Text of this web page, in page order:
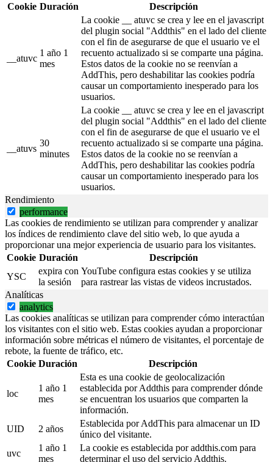
Cookie Duración Descripción
__atuvc
1 año 1
mes
La cookie __ atuvc se crea y lee en el javascript
del plugin social "Addthis" en el lado del cliente
con el fin de asegurarse de que el usuario ve el
recuento actualizado si se comparte una página.
Estos datos de la cookie no se reenvían a
AddThis, pero deshabilitar las cookies podría
causar un comportamiento inesperado para los
usuarios.
__atuvs
30
minutes
La cookie __ atuvc se crea y lee en el javascript
del plugin social "Addthis" en el lado del cliente
con el fin de asegurarse de que el usuario ve el
recuento actualizado si se comparte una página.
Estos datos de la cookie no se reenvían a
AddThis, pero deshabilitar las cookies podría
causar un comportamiento inesperado para los
usuarios.
Rendimiento
performance
Las cookies de rendimiento se utilizan para comprender y analizar
los índices de rendimiento clave del sitio web, lo que ayuda a
proporcionar una mejor experiencia de usuario para los visitantes.
Cookie Duración
Descripción
YSC
expira con
la sesión
YouTube configura estas cookies y se utiliza
para rastrear las vistas de videos incrustados.
Analíticas
analytics
Las cookies analíticas se utilizan para comprender cómo interactúan
los visitantes con el sitio web. Estas cookies ayudan a proporcionar
información sobre métricas el número de visitantes, el porcentaje de
rebote, la fuente de tráfico, etc.
Cookie Duración Descripción
loc
1 año 1
mes
Esta es una cookie de geolocalización
establecida por Addthis para comprender dónde
se encuentran los usuarios que comparten la
información.
UID
2 años
Establecida por AddThis para almacenar un ID
único del visitante.
uvc
1 año 1
mes
La cookie es establecida por addthis.com para
determinar el uso del servicio Addthis.